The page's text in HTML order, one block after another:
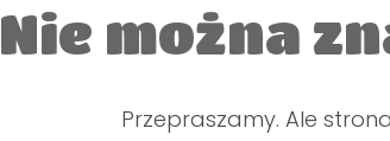
Nie można
Przepraszamy. Ale